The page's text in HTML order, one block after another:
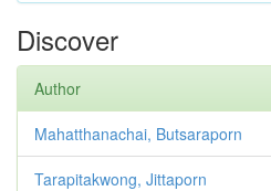
Discover
Author
Mahatthanachai, Butsaraporn
Tarapitakwong, Jittaporn